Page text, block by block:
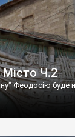
Ч.2
Феодосію буде